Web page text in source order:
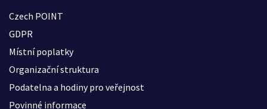
Czech POINT
GDPR
Místní poplatky
Organizační struktura
Podatelna a hodiny pro veřejnost
Povinné informace